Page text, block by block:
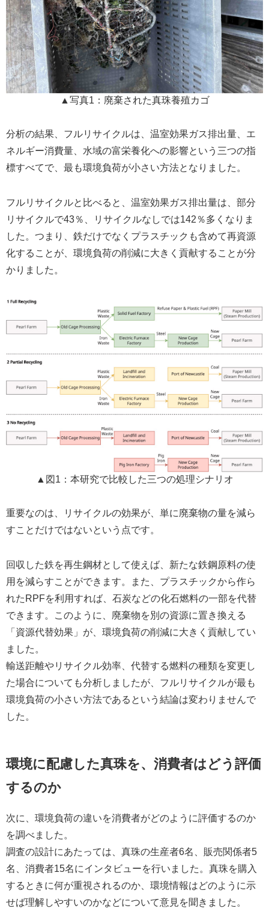
▲写真1：廃棄された真珠養殖カゴ
分析の結果、フルリサイクルは、温室効果ガス排出量、エ
ネルギー消費量、水域の富栄養化への影響という三つの指
標すべてで、最も環境負荷が小さい方法となりました。
フルリサイクルと比べると、温室効果ガス排出量は、部分
リサイクルで43％、リサイクルなしでは142％多くなりま
した。つまり、鉄だけでなくプラスチックも含めて再資源
化することが、環境負荷の削減に大きく貢献することが分
かりました。
▲図1：本研究で比較した三つの処理シナリオ
重要なのは、リサイクルの効果が、単に廃棄物の量を減ら
すことだけではないという点です。
回収した鉄を再生鋼材として使えば、新たな鉄鋼原料の使
用を減らすことができます。また、プラスチックから作ら
れたRPFを利用すれば、石炭などの化石燃料の一部を代替
できます。このように、廃棄物を別の資源に置き換える
「資源代替効果」が、環境負荷の削減に大きく貢献してい
ました。
輸送距離やリサイクル効率、代替する燃料の種類を変更し
た場合についても分析しましたが、フルリサイクルが最も
環境負荷の小さい方法であるという結論は変わりませんで
した。
環境に配慮した真珠を、消費者はどう評価
するのか
次に、環境負荷の違いを消費者がどのように評価するのか
を調べました。
調査の設計にあたっては、真珠の生産者6名、販売関係者5
名、消費者15名にインタビューを行いました。真珠を購入
するときに何が重視されるのか、環境情報はどのように示
せば理解しやすいのかなどについて意見を聞きました。